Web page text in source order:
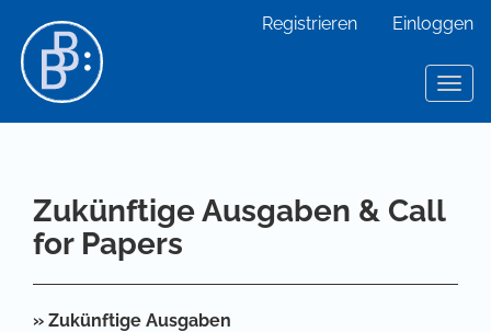
Hauptinhalt
Sidebar
Registrieren Einloggen
Zukünftige Ausgaben & Call
for Papers
» Zukünftige Ausgaben